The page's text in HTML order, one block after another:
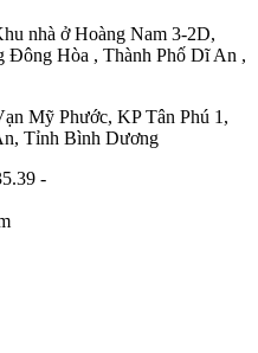
nhà ở Hoàng Nam 3-2D,
Hòa , Thành Phố Dĩ An ,
Mỹ Phước, KP Tân Phú 1,
Tỉnh Bình Dương
-